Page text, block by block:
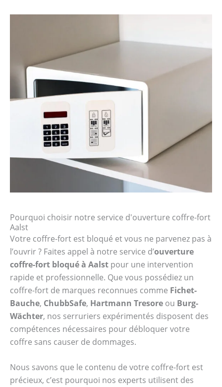
Pourquoi choisir notre service d'ouverture coffre-fort
Aalst
Votre coffre-fort est bloqué et vous ne parvenez pas à
l’ouvrir ? Faites appel à notre service d’ouverture
coffre-fort bloqué à Aalst pour une intervention
rapide et professionnelle. Que vous possédiez un
coffre-fort de marques reconnues comme Fichet-
Bauche, ChubbSafe, Hartmann Tresore ou Burg-
Wächter, nos serruriers expérimentés disposent des
compétences nécessaires pour débloquer votre
coffre sans causer de dommages.
Nous savons que le contenu de votre coffre-fort est
précieux, c’est pourquoi nos experts utilisent des